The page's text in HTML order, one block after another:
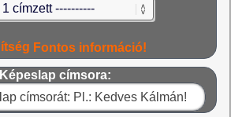
Fontos információ!
Képeslap címsora: